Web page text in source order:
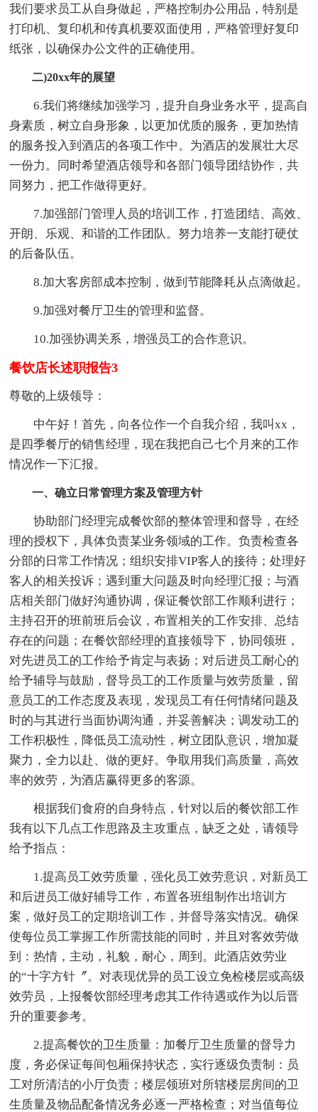
我们要求员工从自身做起，严格控制办公用品，特别是
打印机、复印机和传真机要双面使用，严格管理好复印
纸张，以确保办公文件的正确使用。
二)20xx年的展望
6.我们将继续加强学习，提升自身业务水平，提高自
身素质，树立自身形象，以更加优质的服务，更加热情
的服务投入到酒店的各项工作中。为酒店的发展壮大尽
一份力。同时希望酒店领导和各部门领导团结协作，共
同努力，把工作做得更好。
7.加强部门管理人员的培训工作，打造团结、高效、
开朗、乐观、和谐的工作团队。努力培养一支能打硬仗
的后备队伍。
8.加大客房部成本控制，做到节能降耗从点滴做起。
9.加强对餐厅卫生的管理和监督。
10.加强协调关系，增强员工的合作意识。
餐饮店长述职报告3
尊敬的上级领导：
中午好！首先，向各位作一个自我介绍，我叫xx，
是四季餐厅的销售经理，现在我把自己七个月来的工作
情况作一下汇报。
一、确立日常管理方案及管理方针
协助部门经理完成餐饮部的整体管理和督导，在经
理的授权下，具体负责某业务领域的工作。负责检查各
分部的日常工作情况；组织安排VIP客人的接待；处理好
客人的相关投诉；遇到重大问题及时向经理汇报；与酒
店相关部门做好沟通协调，保证餐饮部工作顺利进行；
主持召开的班前班后会议，布置相关的工作安排、总结
存在的问题；在餐饮部经理的直接领导下，协同领班，
对先进员工的工作给予肯定与表扬；对后进员工耐心的
给予辅导与鼓励，督导员工的工作质量与效劳质量，留
意员工的工作态度及表现，发现员工有任何情绪问题及
时的与其进行当面协调沟通，并妥善解决；调发动工的
工作积极性，降低员工流动性，树立团队意识，增加凝
聚力，全力以赴、做的更好。争取用我们高质量，高效
率的效劳，为酒店赢得更多的客源。
根据我们食府的自身特点，针对以后的餐饮部工作
我有以下几点工作思路及主攻重点，缺乏之处，请领导
给予指点：
1.提高员工效劳质量，强化员工效劳意识，对新员工
和后进员工做好辅导工作，布置各班组制作出培训方
案，做好员工的定期培训工作，并督导落实情况。确保
使每位员工掌握工作所需技能的同时，并且对客效劳做
到：热情，主动，礼貌，耐心，周到。此酒店效劳业
的“十字方针〞。对表现优异的员工设立免检楼层或高级
效劳员，上报餐饮部经理考虑其工作待遇或作为以后晋
升的重要参考。
2.提高餐饮的卫生质量：加餐厅卫生质量的督导力
度，务必保证每间包厢保持状态，实行逐级负责制：员
工对所清洁的小厅负责；楼层领班对所辖楼层房间的卫
生质量及物品配备情况务必逐一严格检查；对当值每位